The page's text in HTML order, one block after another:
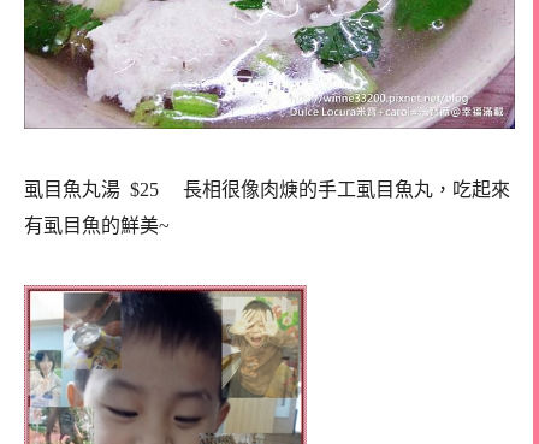
虱目魚丸湯 $25 長相很像肉焿的手工虱目魚丸，吃起來
有虱目魚的鮮美~